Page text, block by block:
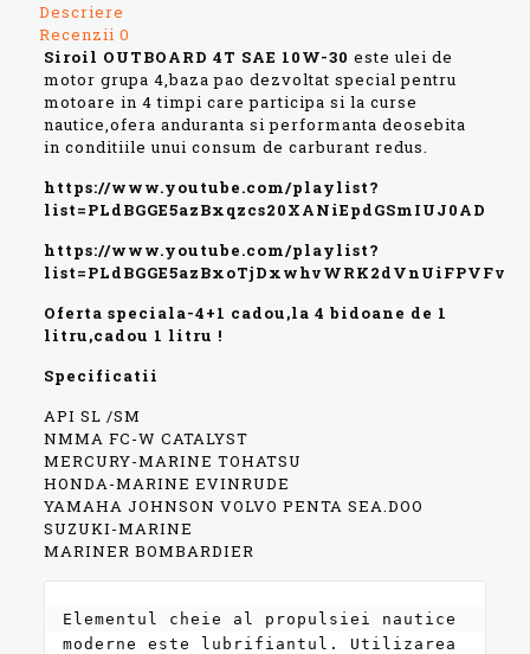
Descriere
Recenzii 0
Siroil OUTBOARD 4T SAE 10W-30 este ulei de
motor grupa 4,baza pao dezvoltat special pentru
motoare in 4 timpi care participa si la curse
nautice,ofera anduranta si performanta deosebita
in conditiile unui consum de carburant redus.
https://www.youtube.com/playlist?
list=PLdBGGE5azBxqzcs20XANiEpdGSmIUJ0AD
https://www.youtube.com/playlist?
list=PLdBGGE5azBxoTjDxwhvWRK2dVnUiFPVFv
Oferta speciala-4+1 cadou,la 4 bidoane de 1
litru,cadou 1 litru !
Specificatii
API SL /SM
NMMA FC-W CATALYST
MERCURY-MARINE TOHATSU
HONDA-MARINE EVINRUDE
YAMAHA JOHNSON VOLVO PENTA SEA.DOO
SUZUKI-MARINE
MARINER BOMBARDIER
Elementul cheie al propulsiei nautice
moderne este lubrifiantul. Utilizarea